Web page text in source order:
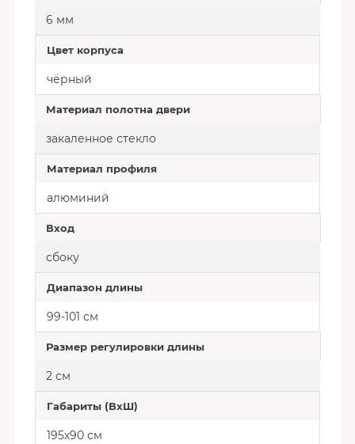
6 мм
Цвет корпуса
чёрный
Материал полотна двери
закаленное стекло
Материал профиля
алюминий
Вход
сбоку
Диапазон длины
99-101 см
Размер регулировки длины
2 см
Габариты (ВхШ)
195х90 см